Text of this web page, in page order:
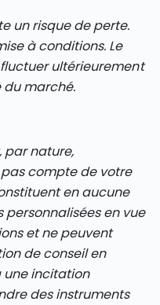
un risque de perte.
à conditions. Le
ultérieurement
marché.
par nature,
compte de votre
en aucune
en vue
et ne peuvent
de conseil en
une incitation
des instruments